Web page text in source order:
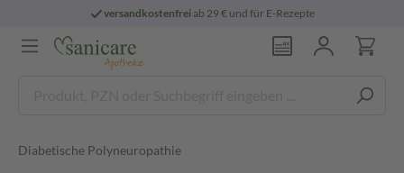
versandkostenfreiab 29 € und für E-Rezepte
Diabetische Polyneuropathie